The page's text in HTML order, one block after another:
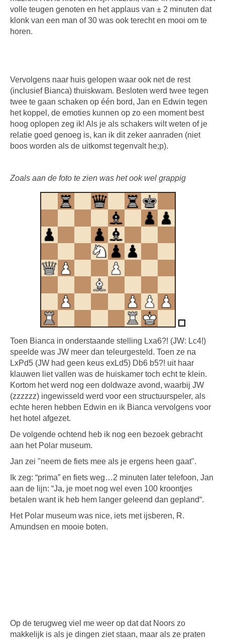
volle teugen genoten en het applaus van ± 2 minuten dat
klonk van een man of 30 was ook terecht en mooi om te
horen.
Vervolgens naar huis gelopen waar ook net de rest
(inclusief Bianca) thuiskwam. Besloten werd twee tegen
twee te gaan schaken op één bord, Jan en Edwin tegen
het koppel, de emoties kunnen op zo een moment best
hoog oplopen zeg ik! Als je als schakers wilt weten of je
relatie goed genoeg is, kan ik dit zeker aanraden (niet
boos worden als de uitkomst tegenvalt he;p).
Zoals aan de foto te zien was het ook wel grappig
Toen Bianca in onderstaande stelling Lxa6?! (JW: Lc4!)
speelde was JW meer dan teleurgesteld. Toen ze na
LxPd5 (JW had geen keus exLd5) Db6 b5?! uit haar
klauwen liet vallen was de huiskamer toch echt te klein.
Kortom het werd nog een doldwaze avond, waarbij JW
(zzzzzz) ingewisseld werd voor een structuurspeler, als
echte heren hebben Edwin en ik Bianca vervolgens voor
het hotel afgezet.
De volgende ochtend heb ik nog een bezoek gebracht
aan het Polar museum.
Jan zei "neem de fiets mee als je ergens heen gaat".
Ik zeg: “prima” en fiets weg…2 minuten later telefoon, Jan
aan de lijn: “Ja, je moet nog wel even 100 kroontjes
betalen want ik heb hem langer geleend dan gepland“.
Het Polar museum was nice, iets met ijsberen, R.
Amundsen en mooie boten.
Op de terugweg viel me weer op dat dat Noors zo
makkelijk is als je dingen ziet staan, maar als ze praten